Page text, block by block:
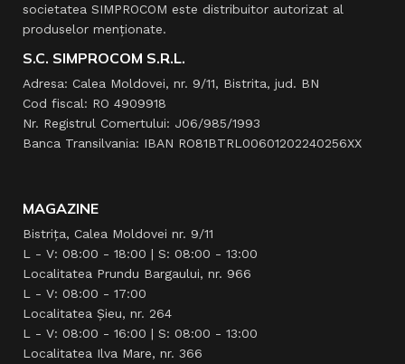
societatea SIMPROCOM este distribuitor autorizat al
produselor menţionate.
S.C. SIMPROCOM S.R.L.
Adresa: Calea Moldovei, nr. 9/11, Bistrita, jud. BN
Cod fiscal: RO 4909918
Nr. Registrul Comertului: J06/985/1993
Banca Transilvania: IBAN RO81BTRL00601202240256XX
MAGAZINE
Bistrița, Calea Moldovei nr. 9/11
L - V: 08:00 - 18:00 | S: 08:00 - 13:00
Localitatea Prundu Bargaului, nr. 966
L - V: 08:00 - 17:00
Localitatea Şieu, nr. 264
L - V: 08:00 - 16:00 | S: 08:00 - 13:00
Localitatea Ilva Mare, nr. 366